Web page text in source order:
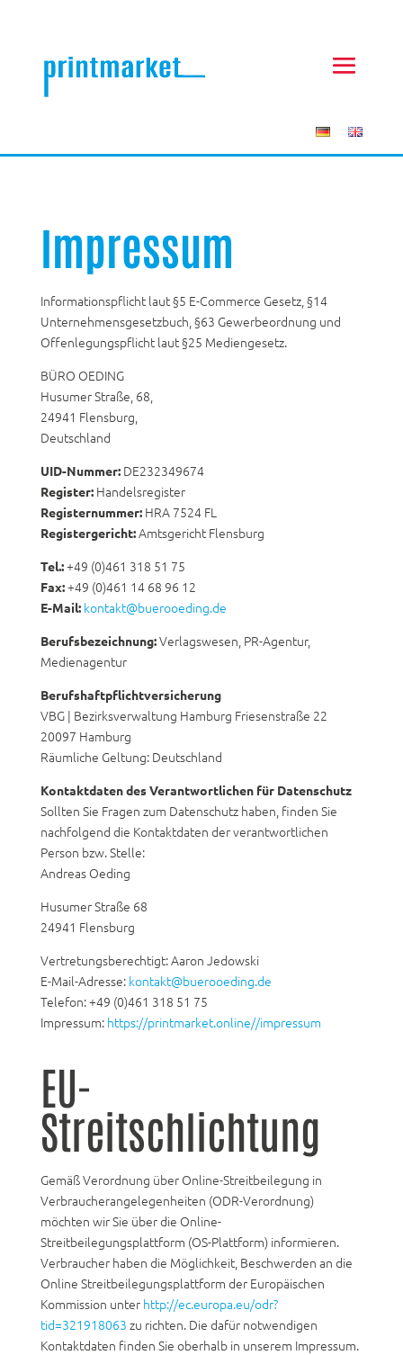
Impressum
Informationspflicht laut §5 E-Commerce Gesetz, §14
Unternehmensgesetzbuch, §63 Gewerbeordnung und
Offenlegungspflicht laut §25 Mediengesetz.
BÜRO OEDING
Husumer Straße, 68,
24941 Flensburg,
Deutschland
UID-Nummer:DE232349674
Register:Handelsregister
Registernummer:HRA 7524 FL
Registergericht:Amtsgericht Flensburg
Tel.:+49 (0)461 318 51 75
Fax:+49 (0)461 14 68 96 12
E-Mail: kontakt@buerooeding.de
Berufsbezeichnung:Verlagswesen, PR-Agentur,
Medienagentur
Berufshaftpflichtversicherung
VBG | Bezirksverwaltung Hamburg Friesenstraße 22
20097 Hamburg
Räumliche Geltung: Deutschland
Kontaktdaten des Verantwortlichen für Datenschutz
Sollten Sie Fragen zum Datenschutz haben, finden Sie
nachfolgend die Kontaktdaten der verantwortlichen
Person bzw. Stelle:
Andreas Oeding
Husumer Straße 68
24941 Flensburg
Vertretungsberechtigt: Aaron Jedowski
E-Mail-Adresse: kontakt@buerooeding.de
Telefon: +49 (0)461 318 51 75
Impressum: https://printmarket.online//impressum
EU-
Streitschlichtung
Gemäß Verordnung über Online-Streitbeilegung in
Verbraucherangelegenheiten (ODR-Verordnung)
möchten wir Sie über die Online-
Streitbeilegungsplattform (OS-Plattform) informieren.
Verbraucher haben die Möglichkeit, Beschwerden an die
Online Streitbeilegungsplattform der Europäischen
Kommission unter http://ec.europa.eu/odr?
tid=321918063 zu richten. Die dafür notwendigen
Kontaktdaten finden Sie oberhalb in unserem Impressum.